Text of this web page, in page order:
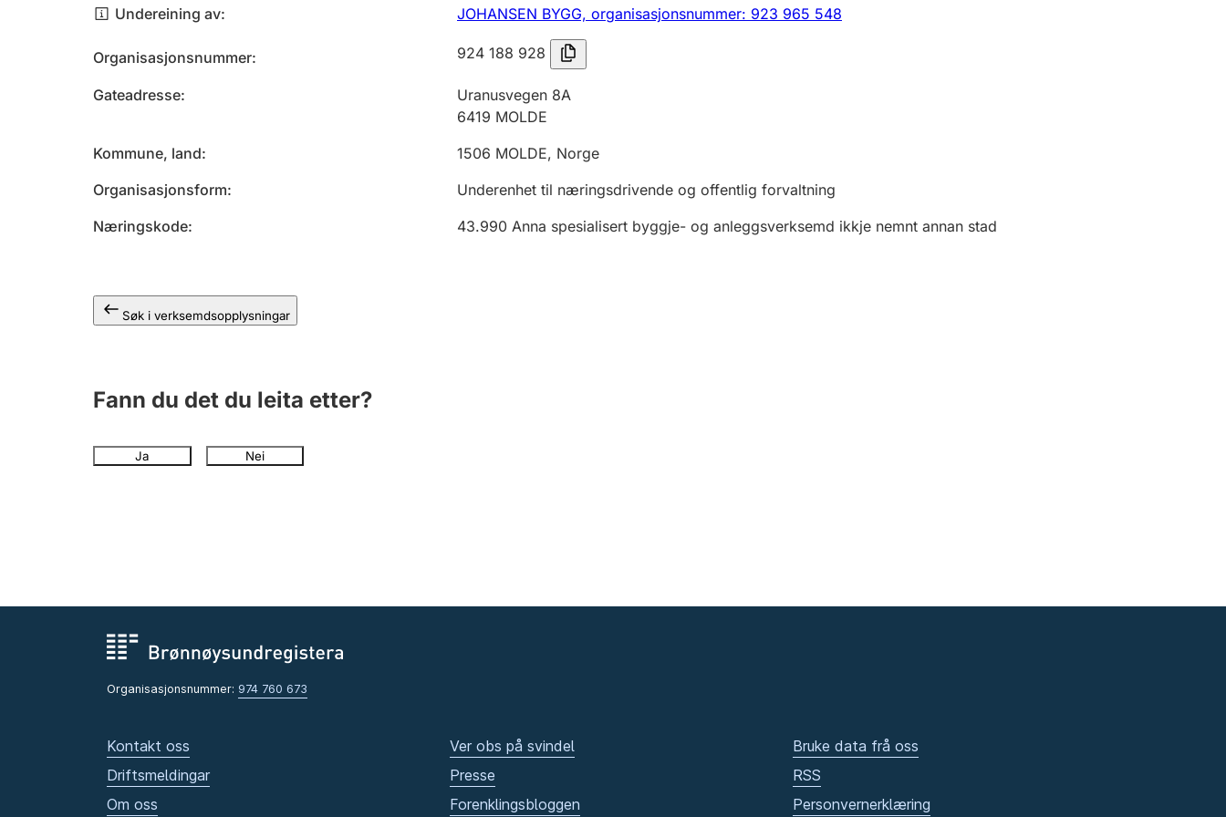
Undereining av JOHANSEN BYGG, organisasjonsnummer: 923 965 548
Organisasjonsnummer 924 188 928
Gateadresse
Uranusvegen 8A
6419 MOLDE
Kommune, land
1506 MOLDE, Norge
Organisasjonsform
Underenhet til næringsdrivende og offentlig forvaltning
Næringskode
43.990 Anna spesialisert byggje- og anleggsverksemd ikkje nemnt annan stad
Søk i verksemdsopplysningar
Fann du det du leita etter?
Ja Nei
Organisasjonsnummer: 974 760 673
Kontakt oss
Driftsmeldingar
Om oss
Ver obs på svindel
Presse
Forenklingsbloggen
Bruke data frå oss
RSS
Personvernerklæring